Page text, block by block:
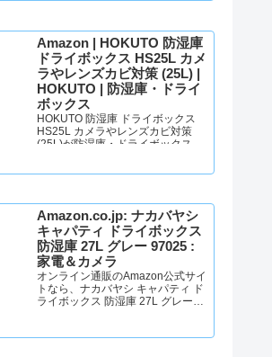
KED-P60ETC 湿気による反り対策
自動除湿 静音 電子制御式 トレーデ
ィングカード ポケカ MtG の保管に
鍵付き ディスプレイ 保管にも LED
照明付 : ホビー
Amazon | HOKUTO 防湿庫
ドライボックス HS25L カメ
ラやレンズカビ対策 (25L) |
HOKUTO | 防湿庫・ドライ
ボックス
HOKUTO 防湿庫 ドライボックス
HS25L カメラやレンズカビ対策
(25L)が防湿庫・ドライボックスス
Amazon.co.jp: ナカバヤシ
キャパティ ドライボックス
防湿庫 27L グレー 97025 :
家電＆カメラ
オンライン通販のAmazon公式サイ
トなら、ナカバヤシ キャパティ ド
ライボックス 防湿庫 27L グレー
象商品は、当日お届け可能です。